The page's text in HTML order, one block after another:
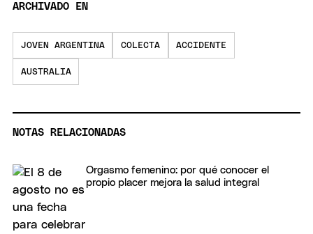
ARCHIVADO EN
JOVEN ARGENTINA COLECTA ACCIDENTE
AUSTRALIA
NOTAS RELACIONADAS
Orgasmo femenino: por qué conocer el
propio placer mejora la salud integral